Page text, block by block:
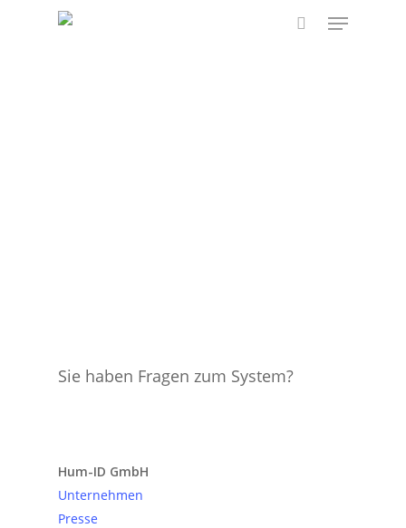
Menu
Sie haben Fragen zum System?
Hum-ID GmbH
Unternehmen
Presse